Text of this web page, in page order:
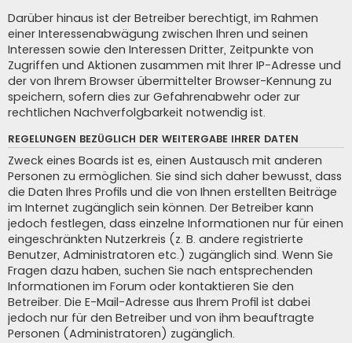
Darüber hinaus ist der Betreiber berechtigt, im Rahmen
einer Interessenabwägung zwischen Ihren und seinen
Interessen sowie den Interessen Dritter, Zeitpunkte von
Zugriffen und Aktionen zusammen mit Ihrer IP-Adresse und
der von Ihrem Browser übermittelter Browser-Kennung zu
speichern, sofern dies zur Gefahrenabwehr oder zur
rechtlichen Nachverfolgbarkeit notwendig ist.
REGELUNGEN BEZÜGLICH DER WEITERGABE IHRER DATEN
Zweck eines Boards ist es, einen Austausch mit anderen
Personen zu ermöglichen. Sie sind sich daher bewusst, dass
die Daten Ihres Profils und die von Ihnen erstellten Beiträge
im Internet zugänglich sein können. Der Betreiber kann
jedoch festlegen, dass einzelne Informationen nur für einen
eingeschränkten Nutzerkreis (z. B. andere registrierte
Benutzer, Administratoren etc.) zugänglich sind. Wenn Sie
Fragen dazu haben, suchen Sie nach entsprechenden
Informationen im Forum oder kontaktieren Sie den
Betreiber. Die E-Mail-Adresse aus Ihrem Profil ist dabei
jedoch nur für den Betreiber und von ihm beauftragte
Personen (Administratoren) zugänglich.